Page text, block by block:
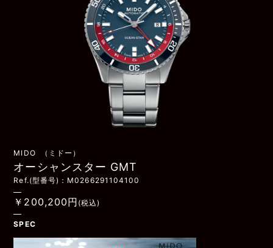
MIDO （ミドー）
オーシャンスター GMT
Ref.(型番号)：M0266291104100
￥200,200円 (税込)
SPEC